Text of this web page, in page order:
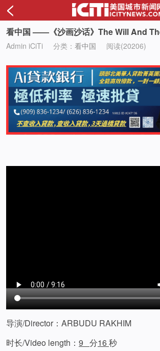
<
看中国 ——《沙画沙话》The Will And
Admin iCiTi 分类： 看中国 阅读(20206)
导演/Director：ARBUDU RAKHIM
时长/Video length： 9 分16秒